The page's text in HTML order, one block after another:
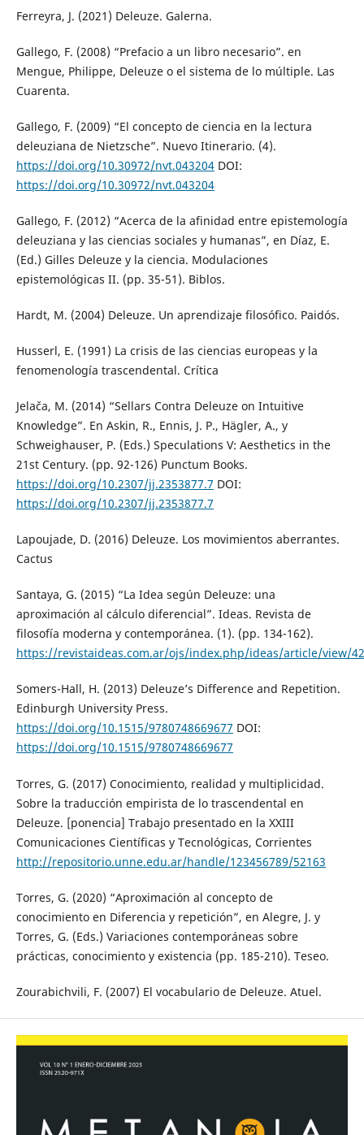
Ferreyra, J. (2021) Deleuze. Galerna.
Gallego, F. (2008) “Prefacio a un libro necesario”. en
Mengue, Philippe, Deleuze o el sistema de lo múltiple. Las
Cuarenta.
Gallego, F. (2009) “El concepto de ciencia en la lectura
deleuziana de Nietzsche”. Nuevo Itinerario. (4).
https://doi.org/10.30972/nvt.043204DOI:
https://doi.org/10.30972/nvt.043204
Gallego, F. (2012) “Acerca de la afinidad entre epistemología
deleuziana y las ciencias sociales y humanas”, en Díaz, E.
(Ed.) Gilles Deleuze y la ciencia. Modulaciones
epistemológicas II. (pp. 35-51). Biblos.
Hardt, M. (2004) Deleuze. Un aprendizaje filosófico. Paidós.
Husserl, E. (1991) La crisis de las ciencias europeas y la
fenomenología trascendental. Crítica
Jelača, M. (2014) “Sellars Contra Deleuze on Intuitive
Knowledge”. En Askin, R., Ennis, J. P., Hägler, A., y
Schweighauser, P. (Eds.) Speculations V: Aesthetics in the
21st Century. (pp. 92-126) Punctum Books.
https://doi.org/10.2307/jj.2353877.7 DOI:
https://doi.org/10.2307/jj.2353877.7
Lapoujade, D. (2016) Deleuze. Los movimientos aberrantes.
Cactus
Santaya, G. (2015) “La Idea según Deleuze: una
aproximación al cálculo diferencial”. Ideas. Revista de
filosofía moderna y contemporánea. (1). (pp. 134-162).
https://revistaideas.com.ar/ojs/index.php/ideas/article/view/
Somers-Hall, H. (2013) Deleuze’s Difference and Repetition.
Edinburgh University Press.
https://doi.org/10.1515/9780748669677 DOI:
https://doi.org/10.1515/9780748669677
Torres, G. (2017) Conocimiento, realidad y multiplicidad.
Sobre la traducción empirista de lo trascendental en
Deleuze. [ponencia] Trabajo presentado en la XXIII
Comunicaciones Científicas y Tecnológicas, Corrientes
http://repositorio.unne.edu.ar/handle/123456789/52163
Torres, G. (2020) “Aproximación al concepto de
conocimiento en Diferencia y repetición”, en Alegre, J. y
Torres, G. (Eds.) Variaciones contemporáneas sobre
prácticas, conocimiento y existencia (pp. 185-210). Teseo.
Zourabichvili, F. (2007) El vocabulario de Deleuze. Atuel.